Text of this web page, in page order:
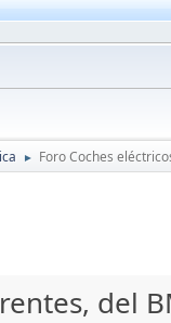
► Foro Coches
del